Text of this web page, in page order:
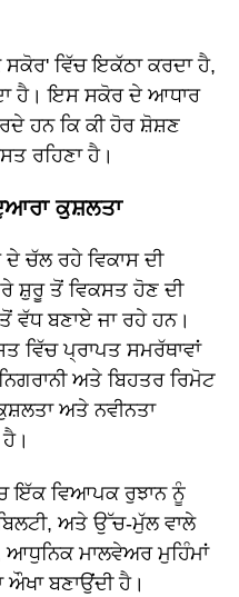
ਵਿੱਚ ਇਕੱਠਾ ਕਰਦਾ ਹੈ,
ਹੈ। ਇਸ ਸਕੋਰ ਦੇ ਆਧਾਰ
ਹਨ ਕਿ ਕੀ ਹੋਰ ਸ਼ੋਸ਼ਣ
ਰਹਿਣਾ ਹੈ।
ਕੁਸ਼ਲਤਾ
ਚੱਲ ਰਹੇ ਵਿਕਾਸ ਦੀ
ਸ਼ੁਰੂ ਤੋਂ ਵਿਕਸਤ ਹੋਣ ਦੀ
ਵੱਧ ਬਣਾਏ ਜਾ ਰਹੇ ਹਨ।
ਵਿੱਚ ਪ੍ਰਾਪਤ ਸਮਰੱਥਾਵਾਂ
ਅਤੇ ਬਿਹਤਰ ਰਿਮੋਟ
ਅਤੇ ਨਵੀਨਤਾ
ਇੱਕ ਵਿਆਪਕ ਰੁਝਾਨ ਨੂੰ
ਅਤੇ ਉੱਚ-ਮੁੱਲ ਵਾਲੇ
ਮਾਲਵੇਅਰ ਮੁਹਿੰਮਾਂ
ਬਣਾਉਂਦੀ ਹੈ।